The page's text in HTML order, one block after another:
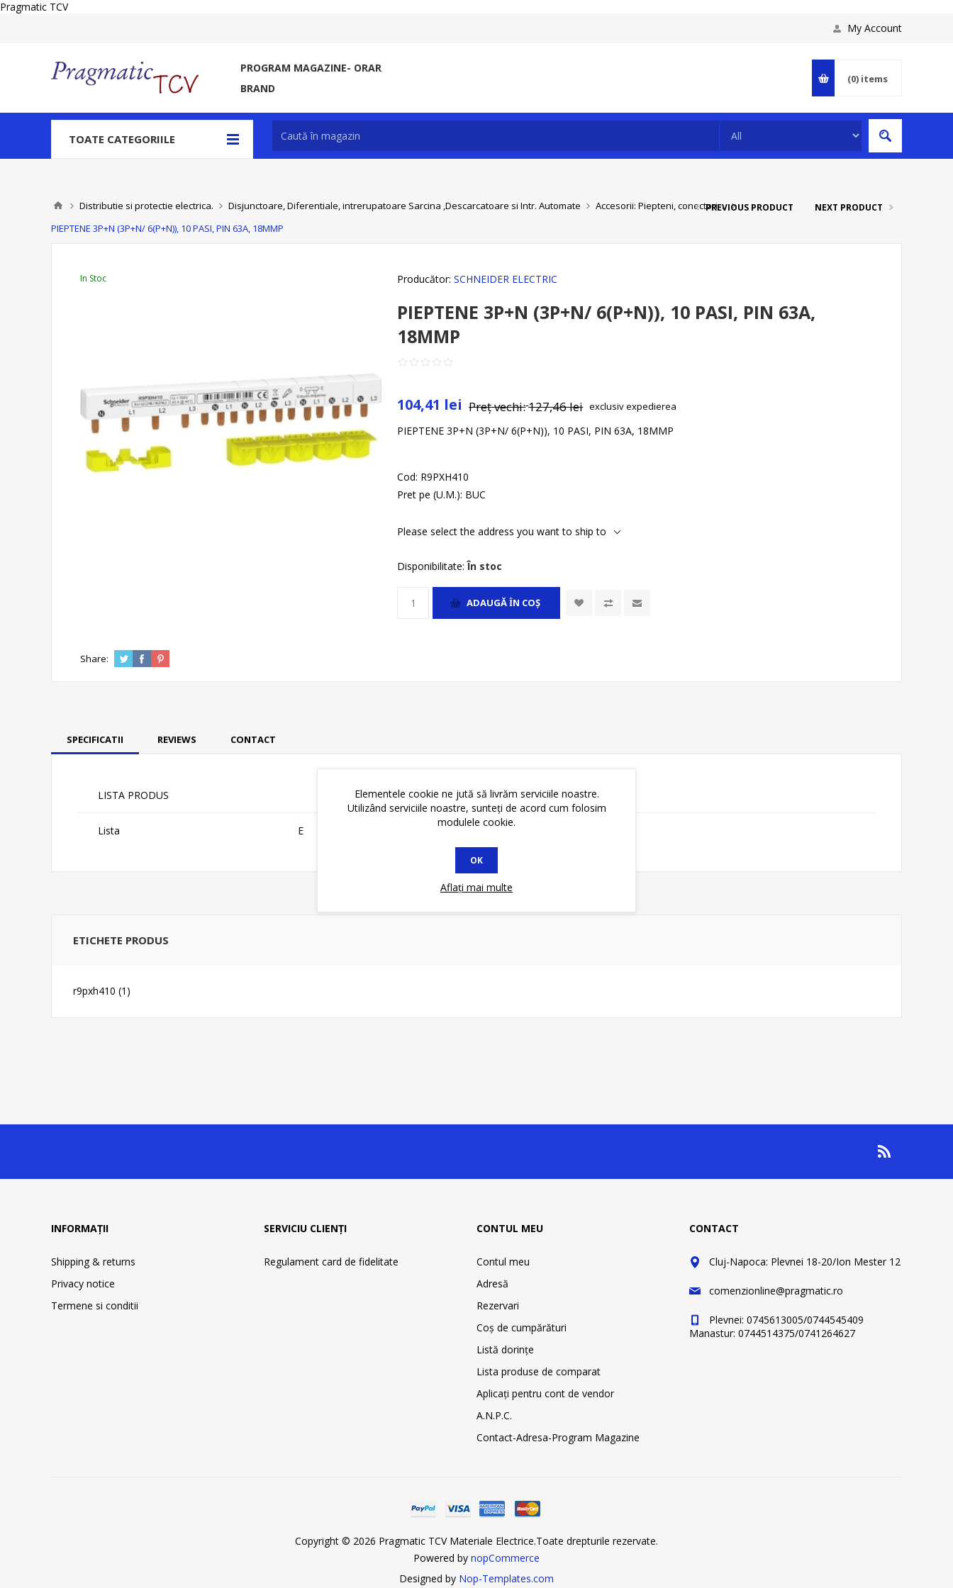
Pragmatic TCV
My Account
PROGRAM MAGAZINE- ORAR
BRAND
(0) items
TOATE CATEGORIILE
Distributie si protectie electrica. Disjunctoare, Diferentiale, intrerupatoare Sarcina ,Descarcatoare si Intr. Automate
Accesorii: Piepteni, conectori, ..
PIEPTENE 3P+N (3P+N/ 6(P+N)), 10 PASI, PIN 63A, 18MMP
PREVIOUS PRODUCT NEXT PRODUCT
In Stoc Producător: SCHNEIDER ELECTRIC
PIEPTENE 3P+N (3P+N/ 6(P+N)), 10 PASI, PIN 63A,
18MMP
104,41 lei Preț vechi:127,46 lei exclusivexpedierea
PIEPTENE 3P+N (3P+N/ 6(P+N)), 10 PASI, PIN 63A, 18MMP
Cod: R9PXH410
Pret pe (U.M.): BUC
Please select the address you want to ship to
Disponibilitate: În stoc
ADAUGĂ ȊN COŞ
Share:
SPECIFICATII REVIEWS CONTACT
LISTA PRODUS
Lista E
ETICHETE PRODUS
r9pxh410 (1)
INFORMAȚII
Shipping & returns
Privacy notice
Termene si conditii
SERVICIU CLIENȚI
Regulament card de fidelitate
CONTUL MEU
Contul meu
Adresă
Rezervari
Coş de cumpărături
Listă dorințe
Lista produse de comparat
Aplicați pentru cont de vendor
A.N.P.C.
Contact-Adresa-Program Magazine
CONTACT
Cluj-Napoca: Plevnei 18-20/Ion Mester 12
comenzionline@pragmatic.ro
Plevnei: 0745613005/0744545409
Manastur: 0744514375/0741264627
Copyright © 2026 Pragmatic TCV Materiale Electrice.Toate drepturile rezervate.
Powered by nopCommerce
Designed by Nop-Templates.com
Elementele cookie ne jută să livrăm serviciile noastre.
Utilizând serviciile noastre, sunteți de acord cum folosim
modulele cookie.
OK
Aflați mai multe